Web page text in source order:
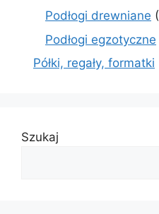
Podłogi drewniane
Podłogi egzotyczne
Półki, regały, formatki
Szukaj